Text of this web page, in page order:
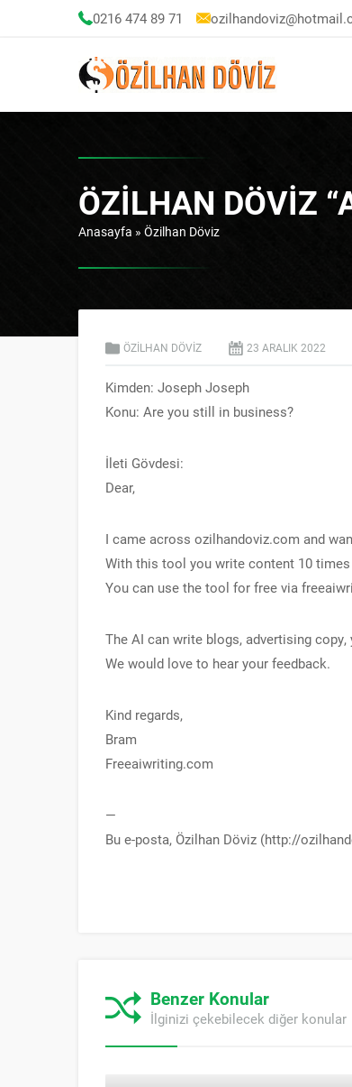
0216 474 89 71
ÖZILHAN DÖVIZ
Anasayfa » Özilhan Döviz
ÖZILHAN DÖVIZ 23 ARALIK 2022
Kimden: Joseph Joseph
Konu: Are you still in business?
İleti Gövdesi:
Dear,
I came across ozilhandoviz.com and
With this tool you write content 10
You can use the tool for free via
The AI can write blogs, advertising
We would love to hear your feedback.
Kind regards,
Bram
Freeaiwriting.com
—
Bu e-posta, Özilhan Döviz (http://
Benzer Konular
İlginizi çekebilecek diğer konular